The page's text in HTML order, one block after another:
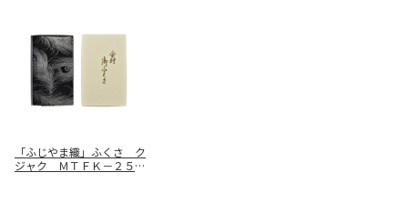
「ふじやま織」ふくさ ク
ジャク ＭＴＦＫ－２５－